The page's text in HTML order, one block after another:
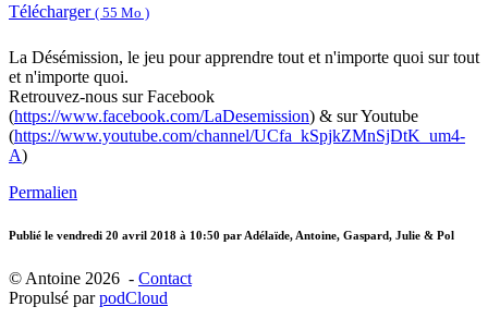
Télécharger ( 55 Mo )
La Désémission, le jeu pour apprendre tout et n'importe quoi sur tout
et n'importe quoi.
Retrouvez-nous sur Facebook
(https://www.facebook.com/LaDesemission) & sur Youtube
(https://www.youtube.com/channel/UCfa_kSpjkZMnSjDtK_um4-
A)
Permalien
Publié le vendredi 20 avril 2018 à 10:50 par Adélaïde, Antoine, Gaspard, Julie & Pol
© Antoine 2026 - Contact
Propulsé parpodCloud